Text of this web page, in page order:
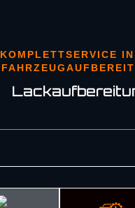
KOMPLETTSERVICE